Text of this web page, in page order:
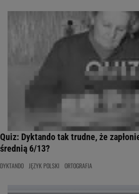
Quiz: Dyktando tak trudne, że
średnią 6/13?
DYKTANDO JĘZYK POLSKI ORTOGRAFIA